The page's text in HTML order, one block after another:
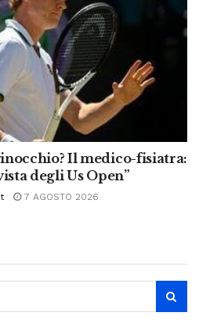
Il medico-fisiatra:
degli Us Open”
7 AGOSTO 2026